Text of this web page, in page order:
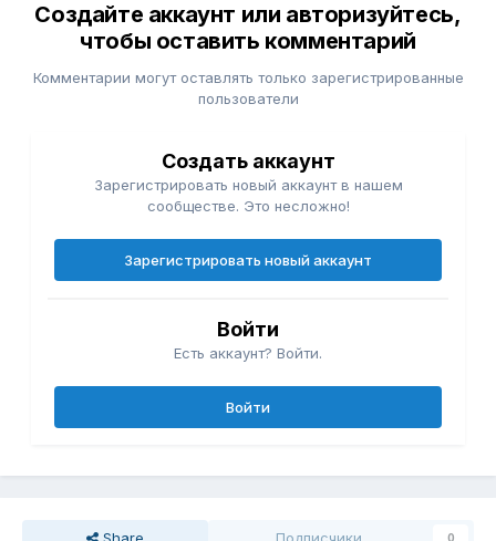
Создайте аккаунт или авторизуйтесь,
чтобы оставить комментарий
Комментарии могут оставлять только зарегистрированные
пользователи
Создать аккаунт
Зарегистрировать новый аккаунт в нашем
сообществе. Это несложно!
Зарегистрировать новый аккаунт
Войти
Есть аккаунт? Войти.
Войти
0